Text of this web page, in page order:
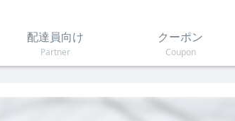
配達員向け
Partner
クーポン
Coupon